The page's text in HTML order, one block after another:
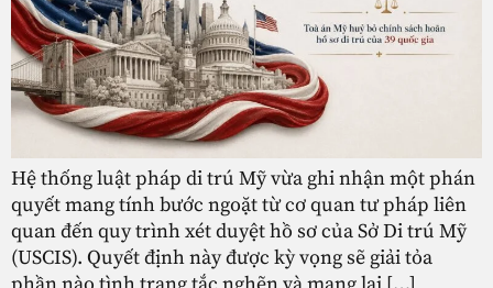
Hệ thống luật pháp di trú Mỹ vừa ghi nhận một phán
quyết mang tính bước ngoặt từ cơ quan tư pháp liên
quan đến quy trình xét duyệt hồ sơ của Sở Di trú Mỹ
(USCIS). Quyết định này được kỳ vọng sẽ giải tỏa